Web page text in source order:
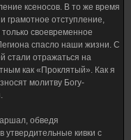
ксеносов. В то же время
грамотное отступление,
своевременное
спасло наши жизни. С
стали отражаться на
как «Проклятый». Как я
молитву Богу-
обведя
утвердительные кивки с